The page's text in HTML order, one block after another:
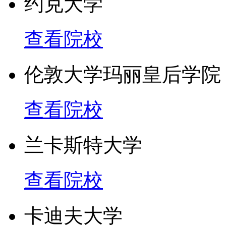
查看院校
伦敦大学玛丽皇后学院
查看院校
兰卡斯特大学
查看院校
卡迪夫大学